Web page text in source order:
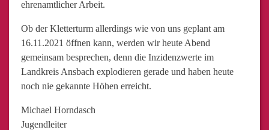
ehrenamtlicher Arbeit.
Ob der Kletterturm allerdings wie von uns geplant am
16.11.2021 öffnen kann, werden wir heute Abend
gemeinsam besprechen, denn die Inzidenzwerte im
Landkreis Ansbach explodieren gerade und haben heute
noch nie gekannte Höhen erreicht.
Michael Horndasch
Jugendleiter